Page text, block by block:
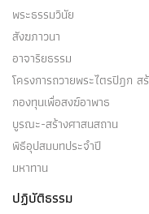
พระธรรมวินัย
สังฆภาวนา
อาจาริยธรรม
โครงการถวายพระไตรปิฎก ส
กองทุนเพื่อสงฆ์อาพาธ
บูรณะ-สร้างศาสนสถาน
พิธีอุปสมบทประจำปี
มหาทาน
ปฏิบัติธรรม